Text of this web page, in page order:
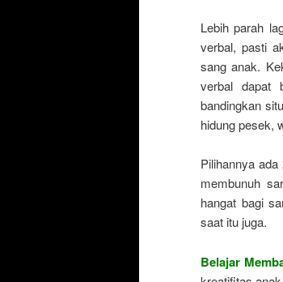
Lebih parah
verbal, pasti
sang anak.
verbal dapat
bandingkan
hidung pesek,
Pilihannya
membunuh
hangat bagi
saat itu juga.
Belajar